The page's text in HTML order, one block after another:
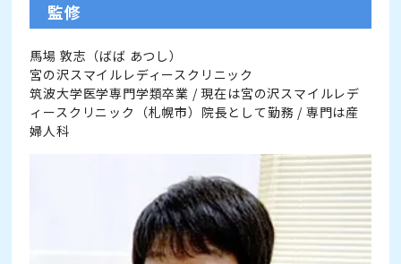
監修
馬場 敦志（ばば あつし）
宮の沢スマイルレディースクリニック
筑波大学医学専門学類卒業 / 現在は宮の沢スマイルレデ
ィースクリニック（札幌市）院長として勤務 / 専門は産
婦人科